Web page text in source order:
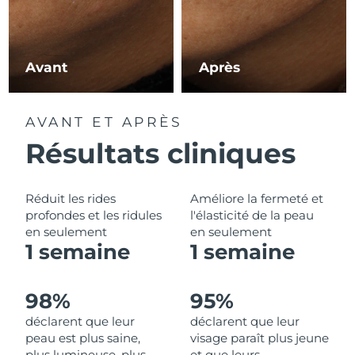
Avant Après
AVANT ET APRÈS
Résultats cliniques
Réduit les rides
profondes et les ridules
en seulement
1 semaine
Améliore la fermeté et
l'élasticité de la peau
en seulement
1 semaine
98%
déclarent que leur
peau est plus saine,
95%
déclarent que leur
visage paraît plus jeune
Philippines Livraison estimée
Pologne Livraison estimée
Porto Rico Livraison estimée
La Réunion Livraison estimée8/13/26
Roumanie Livraison estimée8/8/26
Russie Livraison estimée
Arabie saoudite Livraison estimée